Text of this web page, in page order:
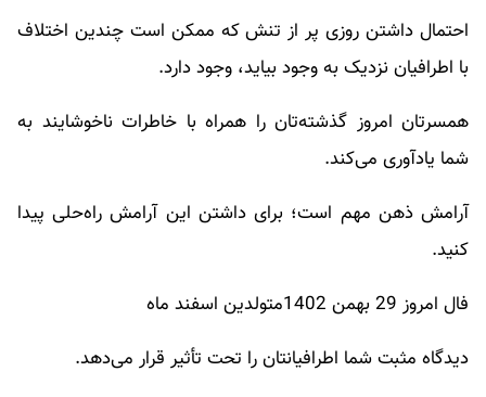
احتمال داشتن روزی پر از تنش که ممکن است چندین اختلاف
با اطرافیان نزدیک به وجود بیاید، وجود دارد.
همسرتان امروز گذشته‌تان را همراه با خاطرات ناخوشایند به
شما یادآوری می‌کند.
آرامش ذهن مهم است؛ برای داشتن این آرامش راه‌حلی پیدا
کنید.
فال امروز 29 بهمن 1402متولدین اسفند ماه
دیدگاه مثبت شما اطرافیانتان را تحت تأثیر قرار می‌دهد.